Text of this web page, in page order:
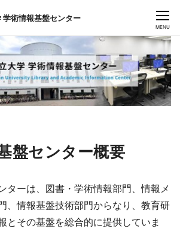
CLOSE
MENU
盤センター概要
ターは、図書・学術情報部門、情報メ
、情報基盤技術部門からなり、教育研
とその基盤を総合的に提供していま
学術情報基盤センター